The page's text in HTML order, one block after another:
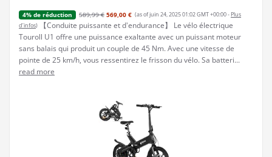
4% de réduction 589,99 € 569,00 € (as of juin 24, 2025 01:02 GMT +00:00 - Plus
d’infos)
【Conduite puissante et d'endurance】 Le vélo électrique
Touroll U1 offre une puissance exaltante avec un puissant moteur
sans balais qui produit un couple de 45 Nm. Avec une vitesse de
pointe de 25 km/h, vous ressentirez le frisson du vélo. Sa batteri...
read more